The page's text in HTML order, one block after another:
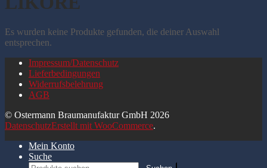
Es wurden keine Produkte gefunden, die deiner Auswahl
entsprechen.
Impressum/Datenschutz
Lieferbedingungen
Widerrufsbelehrung
AGB
© Ostermann Braumanufaktur GmbH 2026
DatenschutzErstellt mit WooCommerce.
Mein Konto
Suche